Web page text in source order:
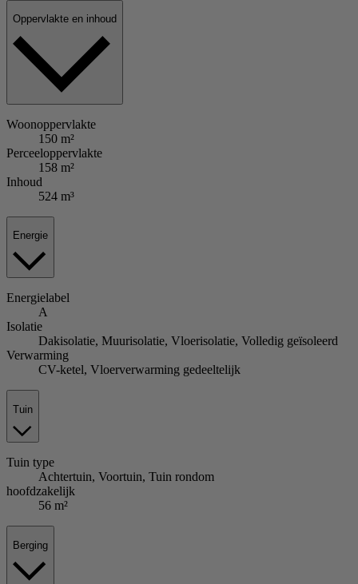
Oppervlakte en inhoud
Woonoppervlakte
150 m²
Perceeloppervlakte
158 m²
Inhoud
524 m³
Energie
Energielabel
A
Isolatie
Dakisolatie, Muurisolatie, Vloerisolatie, Volledig geïsoleerd
Verwarming
CV-ketel, Vloerverwarming gedeeltelijk
Tuin
Tuin type
Achtertuin, Voortuin, Tuin rondom
hoofdzakelijk
56 m²
Berging